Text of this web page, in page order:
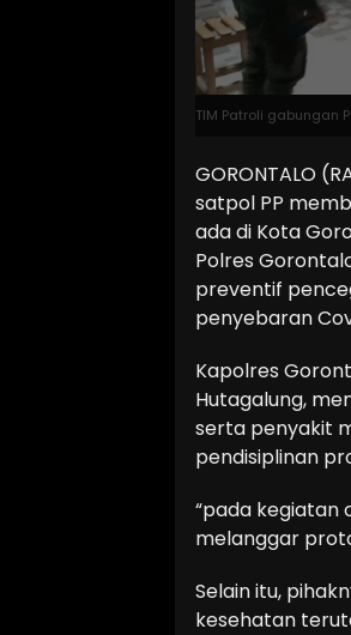
TIM Patroli gabungan
GORONTALO
satpol PP
ada di Kota
Polres
preventif
penyebaran
Kapolres
Hutagalung,
serta penyakit
pendisiplinan
“pada kegiatan
melanggar
Selain itu,
kesehatan